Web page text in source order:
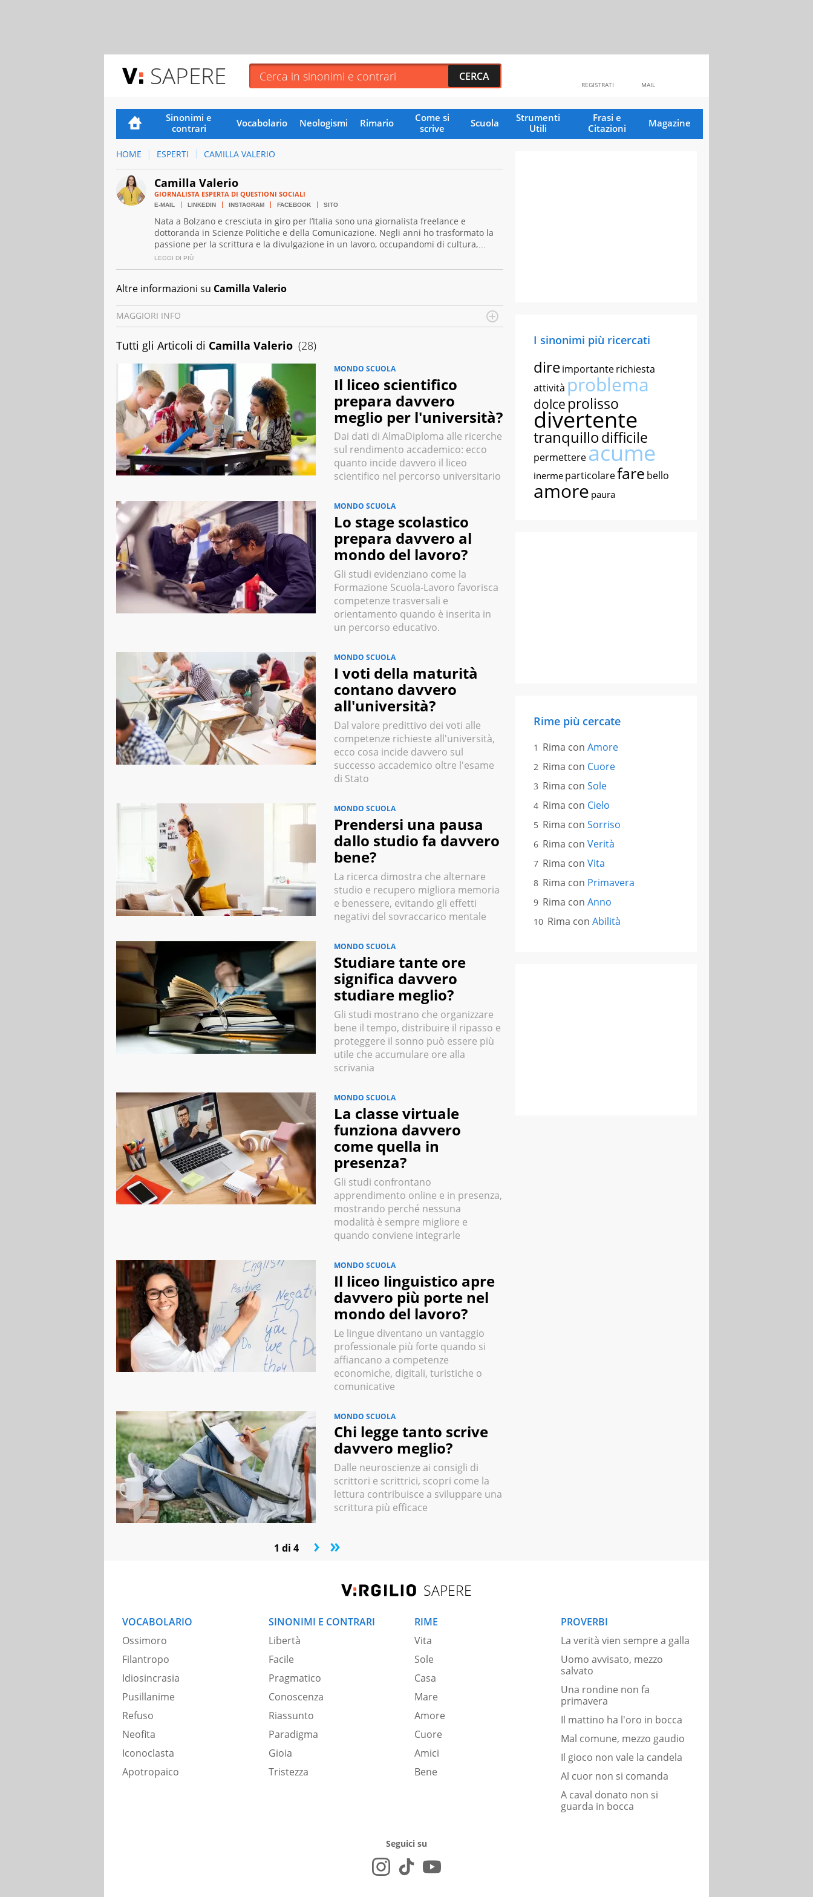
SAPERE MAIL
REGISTRATI
Sinonimi e
contrari
Vocabolario Neologismi Rimario
Come si
scrive
Scuola
Strumenti
Utili
Frasi e
Citazioni
Magazine
HOME ESPERTI CAMILLA VALERIO
Camilla Valerio
GIORNALISTA ESPERTA DI QUESTIONI SOCIALI
E-MAIL LINKEDIN INSTAGRAM FACEBOOK SITO
Nata a Bolzano e cresciuta in giro per l’Italia sono una giornalista freelance e
dottoranda in Scienze Politiche e della Comunicazione. Negli anni ho trasformato la
passione per la scrittura e la divulgazione in un lavoro, occupandomi di cultura,
questioni sociali e sport per diverse testate online.
Altre informazioni su Camilla Valerio
MAGGIORI INFO
Luogo di nascita : Bolzano
Tutti gli Articoli di Camilla Valerio (28)
MONDO SCUOLA
Il liceo scientifico
prepara davvero
meglio per l'università?
Dai dati di AlmaDiploma alle ricerche
sul rendimento accademico: ecco
quanto incide davvero il liceo
scientifico nel percorso universitario
MONDO SCUOLA
Lo stage scolastico
prepara davvero al
mondo del lavoro?
Gli studi evidenziano come la
Formazione Scuola-Lavoro favorisca
competenze trasversali e
orientamento quando è inserita in
un percorso educativo.
MONDO SCUOLA
I voti della maturità
contano davvero
all'università?
Dal valore predittivo dei voti alle
competenze richieste all'università,
ecco cosa incide davvero sul
successo accademico oltre l'esame
di Stato
MONDO SCUOLA
Prendersi una pausa
dallo studio fa davvero
bene?
La ricerca dimostra che alternare
studio e recupero migliora memoria
e benessere, evitando gli effetti
negativi del sovraccarico mentale
MONDO SCUOLA
Studiare tante ore
significa davvero
studiare meglio?
Gli studi mostrano che organizzare
bene il tempo, distribuire il ripasso e
proteggere il sonno può essere più
utile che accumulare ore alla
scrivania
MONDO SCUOLA
La classe virtuale
funziona davvero
come quella in
presenza?
Gli studi confrontano
apprendimento online e in presenza,
mostrando perché nessuna
modalità è sempre migliore e
quando conviene integrarle
MONDO SCUOLA
Il liceo linguistico apre
davvero più porte nel
mondo del lavoro?
Le lingue diventano un vantaggio
professionale più forte quando si
affiancano a competenze
economiche, digitali, turistiche o
comunicative
MONDO SCUOLA
Chi legge tanto scrive
davvero meglio?
Dalle neuroscienze ai consigli di
scrittori e scrittrici, scopri come la
lettura contribuisce a sviluppare una
scrittura più efficace
1 di 4 › »
I sinonimi più ricercati
direimportanterichiesta
attività problema
dolce prolisso
divertente
tranquillodifficile
permettereacume
inerme particolarefare bello
amore paura
Rime più cercate
Rima con Amore
Rima con Cuore
Rima con Sole
Rima con Cielo
Rima con Sorriso
Rima con Verità
Rima con Vita
Rima con Primavera
Rima con Anno
Rima con Abilità
SAPERE
VOCABOLARIO
Ossimoro
Filantropo
Idiosincrasia
Pusillanime
Refuso
Neofita
Iconoclasta
Apotropaico
SINONIMI E CONTRARI
Libertà
Facile
Pragmatico
Conoscenza
Riassunto
Paradigma
Gioia
Tristezza
RIME
Vita
Sole
Casa
Mare
Amore
Cuore
Amici
Bene
PROVERBI
La verità vien sempre a galla
Uomo avvisato, mezzo
salvato
Una rondine non fa
primavera
Il mattino ha l'oro in bocca
Mal comune, mezzo gaudio
Il gioco non vale la candela
Al cuor non si comanda
A caval donato non si
guarda in bocca
Seguici su